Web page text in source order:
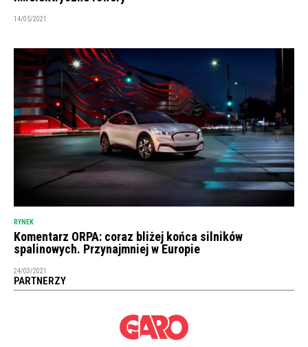
14/05/2021
RYNEK
Komentarz ORPA: coraz bliżej końca silników
spalinowych. Przynajmniej w Europie
24/03/2021
PARTNERZY